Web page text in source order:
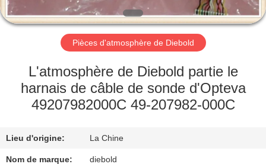
DE
NOUS
VISITE
D'USINE
DE
Pièces d'atmosphère de Diebold
L'atmosphère de Diebold partie le
harnais de câble de sonde d'Opteva
49207982000C 49-207982-000C
Lieu d'origine: La Chine
Nom de marque: diebold